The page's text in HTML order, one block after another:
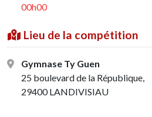
00h00
Lieu de la compétition
Gymnase Ty Guen
25 boulevard de la République,
29400 LANDIVISIAU